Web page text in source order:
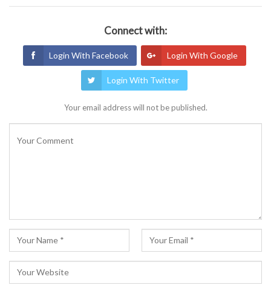
Connect with:
Login With Facebook Login With Google
Login With Twitter
Your email address will not be published.